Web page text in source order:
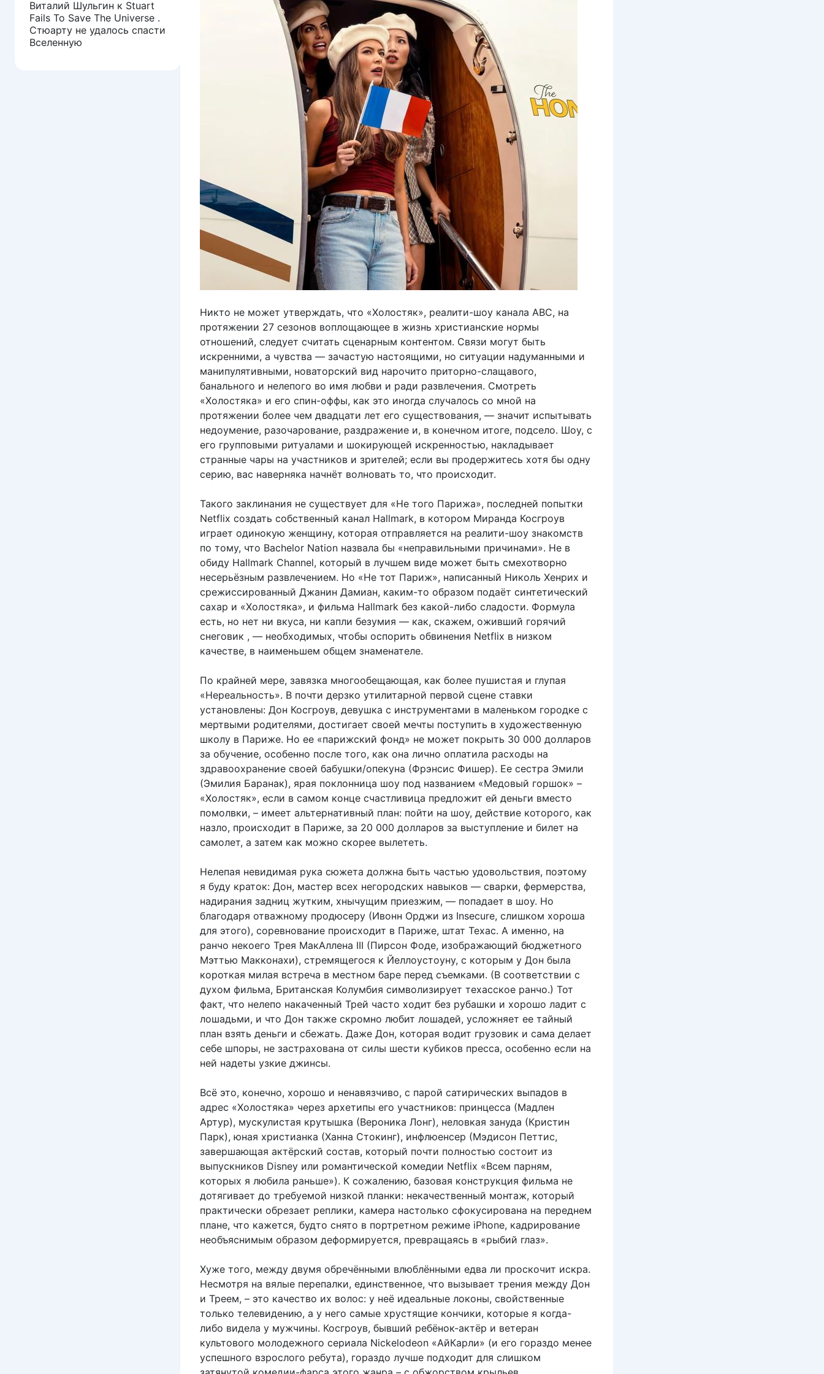
Никто не может утверждать, что «Холостяк», реалити-шоу канала ABC, на
протяжении 27 сезонов воплощающее в жизнь христианские нормы
отношений, следует считать сценарным контентом. Связи могут быть
искренними, а чувства — зачастую настоящими, но ситуации надуманными и
манипулятивными, новаторский вид нарочито приторно-слащавого,
банального и нелепого во имя любви и ради развлечения. Смотреть
«Холостяка» и его спин-оффы, как это иногда случалось со мной на
протяжении более чем двадцати лет его существования, — значит испытывать
недоумение, разочарование, раздражение и, в конечном итоге, подсело. Шоу, с
его групповыми ритуалами и шокирующей искренностью, накладывает
странные чары на участников и зрителей; если вы продержитесь хотя бы одну
серию, вас наверняка начнёт волновать то, что происходит.
Такого заклинания не существует для «Не того Парижа», последней попытки
Netflix создать собственный канал Hallmark, в котором Миранда Косгроув
играет одинокую женщину, которая отправляется на реалити-шоу знакомств
по тому, что Bachelor Nation назвала бы «неправильными причинами». Не в
обиду Hallmark Channel, который в лучшем виде может быть смехотворно
несерьёзным развлечением. Но «Не тот Париж», написанный Николь Хенрих и
срежиссированный Джанин Дамиан, каким-то образом подаёт синтетический
сахар и «Холостяка», и фильма Hallmark без какой-либо сладости. Формула
есть, но нет ни вкуса, ни капли безумия — как, скажем, оживший горячий
снеговик , — необходимых, чтобы оспорить обвинения Netflix в низком
качестве, в наименьшем общем знаменателе.
По крайней мере, завязка многообещающая, как более пушистая и глупая
«Нереальность». В почти дерзко утилитарной первой сцене ставки
установлены: Дон Косгроув, девушка с инструментами в маленьком городке с
мертвыми родителями, достигает своей мечты поступить в художественную
школу в Париже. Но ее «парижский фонд» не может покрыть 30 000 долларов
за обучение, особенно после того, как она лично оплатила расходы на
здравоохранение своей бабушки/опекуна (Фрэнсис Фишер). Ее сестра Эмили
(Эмилия Баранак), ярая поклонница шоу под названием «Медовый горшок» –
«Холостяк», если в самом конце счастливица предложит ей деньги вместо
помолвки, – имеет альтернативный план: пойти на шоу, действие которого, как
назло, происходит в Париже, за 20 000 долларов за выступление и билет на
самолет, а затем как можно скорее вылететь.
Нелепая невидимая рука сюжета должна быть частью удовольствия, поэтому
я буду краток: Дон, мастер всех негородских навыков — сварки, фермерства,
надирания задниц жутким, хнычущим приезжим, — попадает в шоу. Но
благодаря отважному продюсеру (Ивонн Орджи из Insecure, слишком хороша
для этого), соревнование происходит в Париже, штат Техас. А именно, на
ранчо некоего Трея МакАллена III (Пирсон Фоде, изображающий бюджетного
Мэттью Макконахи), стремящегося к Йеллоустоуну, с которым у Дон была
короткая милая встреча в местном баре перед съемками. (В соответствии с
духом фильма, Британская Колумбия символизирует техасское ранчо.) Тот
факт, что нелепо накаченный Трей часто ходит без рубашки и хорошо ладит с
лошадьми, и что Дон также скромно любит лошадей, усложняет ее тайный
план взять деньги и сбежать. Даже Дон, которая водит грузовик и сама делает
себе шпоры, не застрахована от силы шести кубиков пресса, особенно если на
ней надеты узкие джинсы.
Всё это, конечно, хорошо и ненавязчиво, с парой сатирических выпадов в
адрес «Холостяка» через архетипы его участников: принцесса (Мадлен
Артур), мускулистая крутышка (Вероника Лонг), неловкая зануда (Кристин
Парк), юная христианка (Ханна Стокинг), инфлюенсер (Мэдисон Петтис,
завершающая актёрский состав, который почти полностью состоит из
выпускников Disney или романтической комедии Netflix «Всем парням,
которых я любила раньше»). К сожалению, базовая конструкция фильма не
дотягивает до требуемой низкой планки: некачественный монтаж, который
практически обрезает реплики, камера настолько сфокусирована на переднем
плане, что кажется, будто снято в портретном режиме iPhone, кадрирование
необъяснимым образом деформируется, превращаясь в «рыбий глаз».
Хуже того, между двумя обречёнными влюблёнными едва ли проскочит искра.
Несмотря на вялые перепалки, единственное, что вызывает трения между Дон
и Треем, – это качество их волос: у неё идеальные локоны, свойственные
только телевидению, а у него самые хрустящие кончики, которые я когда-
либо видела у мужчины. Косгроув, бывший ребёнок-актёр и ветеран
культового молодежного сериала Nickelodeon «АйКарли» (и его гораздо менее
успешного взрослого ребута), гораздо лучше подходит для слишком
Виталий Шульгин к Stuart
Fails To Save The Universe .
Стюарту не удалось спасти
Вселенную